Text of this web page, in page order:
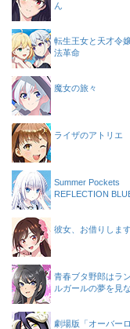
ん
転生王女と天才令
法革命
魔女の旅々
ライザのアトリエ
Summer Pockets
REFLECTION
彼女、お借りしま
青春ブタ野郎はラ
ルガールの夢を見
劇場版「オーバー